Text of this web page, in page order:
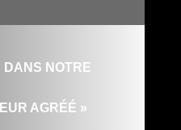
DANS NOTRE
AGRÉÉ »